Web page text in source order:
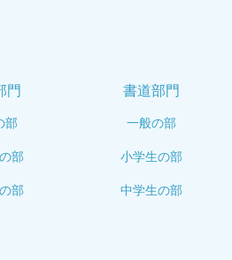
門
部
部
部
書道部門
一般の部
小学生の部
中学生の部